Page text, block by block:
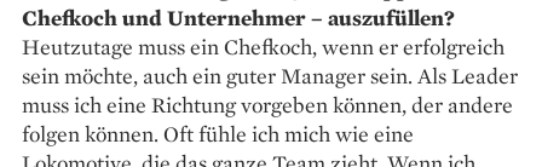
Chefkoch und Unternehmer – auszufüllen?
Heutzutage muss ein Chefkoch, wenn er erfolgreich
sein möchte, auch ein guter Manager sein. Als Leader
muss ich eine Richtung vorgeben können, der andere
folgen können. Oft fühle ich mich wie eine